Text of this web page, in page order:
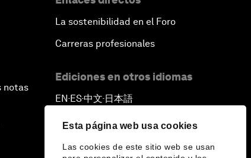
Esta página web usa cookies
Las cookies de este sitio web se usan
notas
La sostenibilidad en el Foro
Carreras profesionales
Ediciones en otros idiomas
EN ▪ ES▪中文▪ 日本語